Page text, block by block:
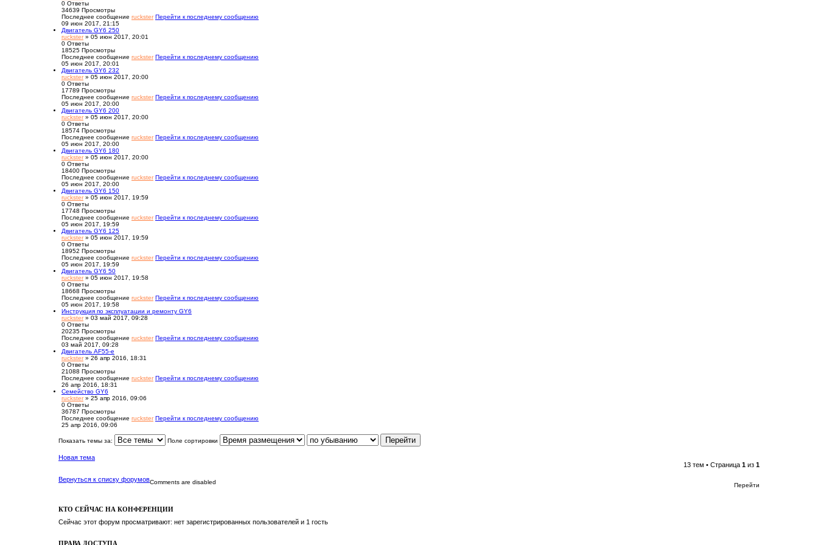
0 Ответы
34639 Просмотры
Последнее сообщение ruckster Перейти к последнему сообщению
09 июн 2017, 21:15
Двигатель GY6 250
ruckster» 05 июн 2017, 20:01
0 Ответы
18525 Просмотры
Последнее сообщение ruckster Перейти к последнему сообщению
05 июн 2017, 20:01
Двигатель GY6 232
ruckster» 05 июн 2017, 20:00
0 Ответы
17789 Просмотры
Последнее сообщение ruckster Перейти к последнему сообщению
05 июн 2017, 20:00
Двигатель GY6 200
ruckster» 05 июн 2017, 20:00
0 Ответы
18574 Просмотры
Последнее сообщение ruckster Перейти к последнему сообщению
05 июн 2017, 20:00
Двигатель GY6 180
ruckster» 05 июн 2017, 20:00
0 Ответы
18400 Просмотры
Последнее сообщение ruckster Перейти к последнему сообщению
05 июн 2017, 20:00
Двигатель GY6 150
ruckster» 05 июн 2017, 19:59
0 Ответы
17748 Просмотры
Последнее сообщение ruckster Перейти к последнему сообщению
05 июн 2017, 19:59
Двигатель GY6 125
ruckster» 05 июн 2017, 19:59
0 Ответы
18952 Просмотры
Последнее сообщение ruckster Перейти к последнему сообщению
05 июн 2017, 19:59
Двигатель GY6 50
ruckster» 05 июн 2017, 19:58
0 Ответы
18668 Просмотры
Последнее сообщение ruckster Перейти к последнему сообщению
05 июн 2017, 19:58
Инструкция по эксплуатации и ремонту GY6
ruckster» 03 май 2017, 09:28
0 Ответы
20235 Просмотры
Последнее сообщение ruckster Перейти к последнему сообщению
03 май 2017, 09:28
Двигатель AF55-e
ruckster» 26 апр 2016, 18:31
0 Ответы
21088 Просмотры
Последнее сообщение ruckster Перейти к последнему сообщению
26 апр 2016, 18:31
Семейство GY6
ruckster» 25 апр 2016, 09:06
0 Ответы
36787 Просмотры
Последнее сообщение ruckster Перейти к последнему сообщению
25 апр 2016, 09:06
Показать темы за: Поле сортировки
Новая тема
13 тем • Страница 1 из 1
Вернуться к списку форумов
Перейти
Comments are disabled
КТО СЕЙЧАС НА КОНФЕРЕНЦИИ
Сейчас этот форум просматривают: нет зарегистрированных пользователей и 1 гость
ПРАВА ДОСТУПА